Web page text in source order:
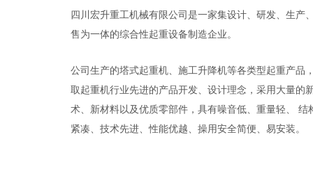
四川宏升重工机械有限公司是一家集设计、研发、生产
售为一体的综合性起重设备制造企业。
公司生产的塔式起重机、施工升降机等各类型起重产品
取起重机行业先进的产品开发、设计理念，采用大量的
术、新材料以及优质零部件，具有噪音低、重量轻、 结
紧凑、技术先进、性能优越、操用安全简便、易安装。